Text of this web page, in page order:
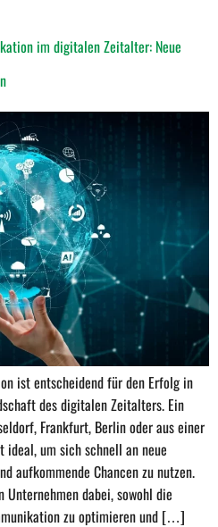
im digitalen Zeitalter: Neue
ist entscheidend für den Erfolg in
des digitalen Zeitalters. Ein
Frankfurt, Berlin oder aus einer
um sich schnell an neue
aufkommende Chancen zu nutzen.
Unternehmen dabei, sowohl die
zu optimieren und […]